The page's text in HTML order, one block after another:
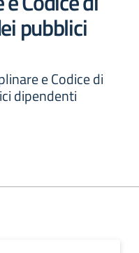
pubblici
e Codice di
dipendenti